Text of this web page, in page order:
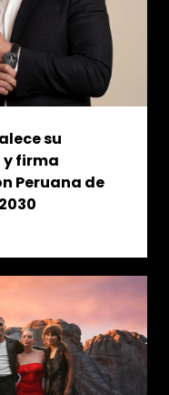
su
firma
Peruana de